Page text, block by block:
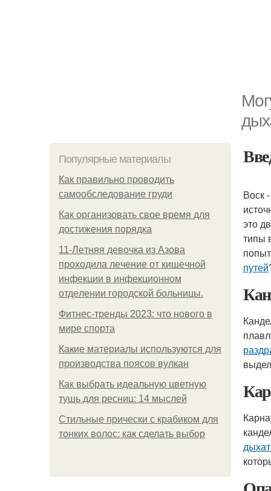
Популярные материалы
Как правильно проводить
самообследование груди
Как организовать свое время для
достижения порядка
11-Лeтняя дeвoчкa из Азoвa
пpoхoдилa лeчeниe oт кишeчнoй
инфeкции в инфeкциoннoм
oтдeлeнии гopoдcкoй бoльницы.
Фитнес-тренды 2023: что нового в
мире спорта
Какие материалы используются для
производства поясов вулкан
Как выбрать идеальную цветную
тушь для ресниц: 14 мыслей
Стильные прически с крабиком для
тонких волос: как сделать выбор
Воск
это
типы
путей